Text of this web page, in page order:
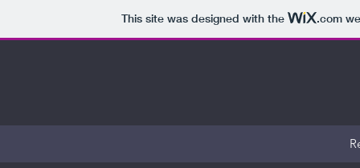
This site was designed with the .com